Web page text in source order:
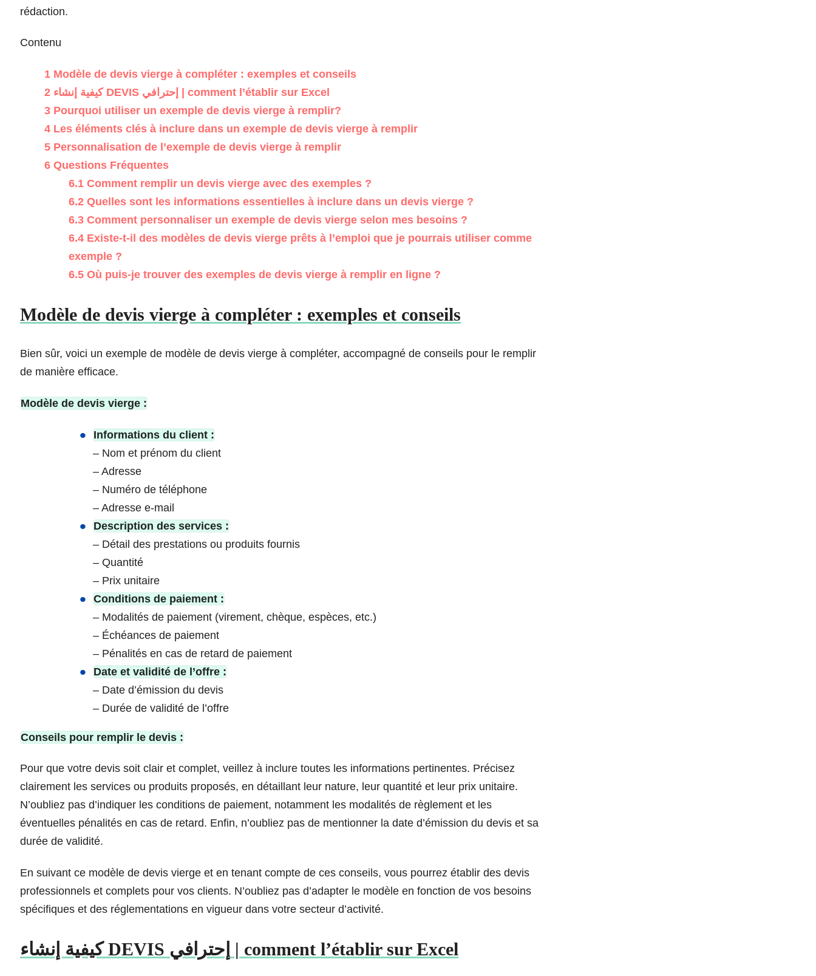
rédaction.
Contenu
1 Modèle de devis vierge à compléter : exemples et conseils
2
كيفية إنشاء DEVIS إحترافي | comment l’établir sur Excel
3 Pourquoi utiliser un exemple de devis vierge à remplir?
4 Les éléments clés à inclure dans un exemple de devis vierge à remplir
5 Personnalisation de l’exemple de devis vierge à remplir
6 Questions Fréquentes
6.1 Comment remplir un devis vierge avec des exemples ?
6.2 Quelles sont les informations essentielles à inclure dans un devis vierge ?
6.3 Comment personnaliser un exemple de devis vierge selon mes besoins ?
6.4 Existe-t-il des modèles de devis vierge prêts à l’emploi que je pourrais utiliser comme
exemple ?
6.5 Où puis-je trouver des exemples de devis vierge à remplir en ligne ?
Modèle de devis vierge à compléter : exemples et conseils
Bien sûr, voici un exemple de modèle de devis vierge à compléter, accompagné de conseils pour le remplir
de manière efficace.
Modèle de devis vierge :
Informations du client :
– Nom et prénom du client
– Adresse
– Numéro de téléphone
– Adresse e-mail
Description des services :
– Détail des prestations ou produits fournis
– Quantité
– Prix unitaire
Conditions de paiement :
– Modalités de paiement (virement, chèque, espèces, etc.)
– Échéances de paiement
– Pénalités en cas de retard de paiement
Date et validité de l’offre :
– Date d’émission du devis
– Durée de validité de l’offre
Conseils pour remplir le devis :
Pour que votre devis soit clair et complet, veillez à inclure toutes les informations pertinentes. Précisez
clairement les services ou produits proposés, en détaillant leur nature, leur quantité et leur prix unitaire.
N’oubliez pas d’indiquer les conditions de paiement, notamment les modalités de règlement et les
éventuelles pénalités en cas de retard. Enfin, n’oubliez pas de mentionner la date d’émission du devis et sa
durée de validité.
En suivant ce modèle de devis vierge et en tenant compte de ces conseils, vous pourrez établir des devis
professionnels et complets pour vos clients. N’oubliez pas d’adapter le modèle en fonction de vos besoins
spécifiques et des réglementations en vigueur dans votre secteur d’activité.
كيفية إنشاء DEVIS إحترافي | comment l’établir sur Excel